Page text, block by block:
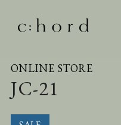
ONLINE STORE
JC-21